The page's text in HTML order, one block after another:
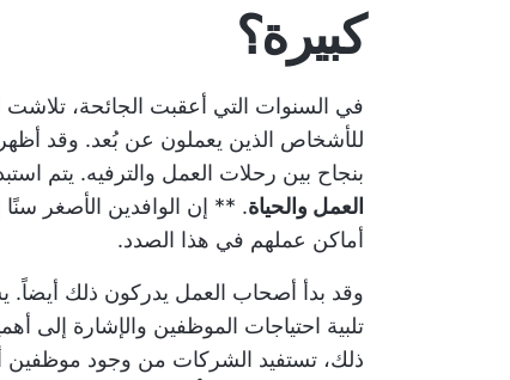
كبيرة؟
في السنوات التي أعقبت الجائحة، تلاشت
للأشخاص الذين يعملون عن بُعد. وقد
بنجاح بين رحلات العمل والترفيه. يتم
العمل والحياة. ** إن الوافدين الأصغر
أماكن عملهم في هذا الصدد.
وقد بدأ أصحاب العمل يدركون ذلك
تلبية احتياجات الموظفين والإشارة إلى
ذلك، تستفيد الشركات من وجود موظفين